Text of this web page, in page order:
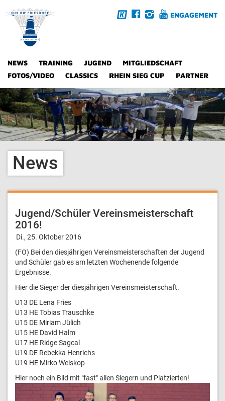
ENGAGEMENT
NEWS TRAINING JUGEND
MITGLIEDSCHAFT
FOTOS/VIDEO
CLASSICS RHEIN SIEG CUP PARTNER
News
Jugend/Schüler Vereinsmeisterschaft
2016!
Di., 25. Oktober 2016
(FO) Bei den diesjährigen Vereinsmeisterschaften der Jugend
und Schüler gab es am letzten Wochenende folgende
Ergebnisse.
Hier die Sieger der diesjährigen Vereinsmeisterschaft.
U13 DE Lena Fries
U13 HE Tobias Trauschke
U15 DE Miriam Jülich
U15 HE David Halm
U17 HE Ridge Sagcal
U19 DE Rebekka Henrichs
U19 HE Mirko Welskop
Hier noch ein Bild mit "fast" allen Siegern und Platzierten!